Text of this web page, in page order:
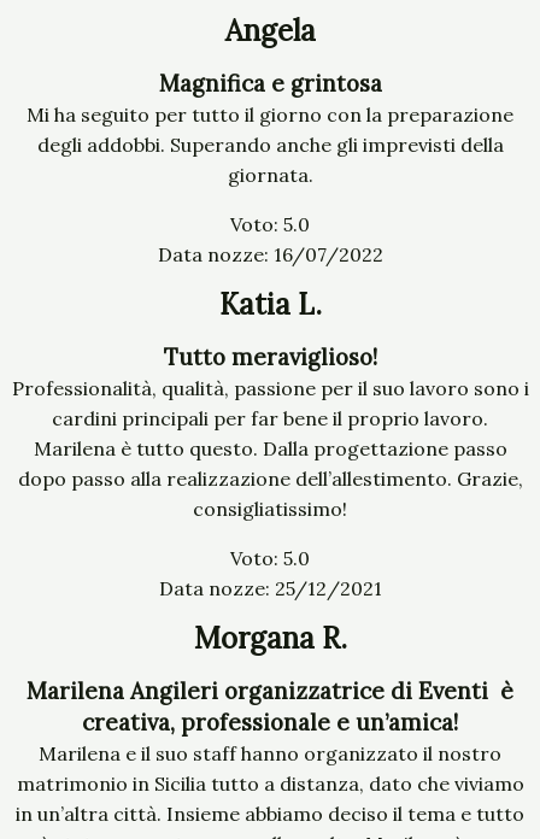
Angela
Magnifica e grintosa
Mi ha seguito per tutto il giorno con la preparazione
degli addobbi. Superando anche gli imprevisti della
giornata.
Voto: 5.0
Data nozze: 16/07/2022
Katia L.
Tutto meraviglioso!
Professionalità, qualità, passione per il suo lavoro sono i
cardini principali per far bene il proprio lavoro.
Marilena è tutto questo. Dalla progettazione passo
dopo passo alla realizzazione dell’allestimento. Grazie,
consigliatissimo!
Voto: 5.0
Data nozze: 25/12/2021
Morgana R.
Marilena Angileri organizzatrice di Eventi è
creativa, professionale e un’amica!
Marilena e il suo staff hanno organizzato il nostro
matrimonio in Sicilia tutto a distanza, dato che viviamo
in un’altra città. Insieme abbiamo deciso il tema e tutto